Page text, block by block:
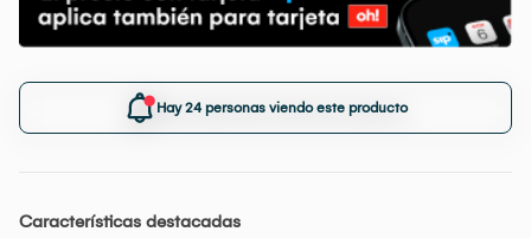
Hay 24 personas viendo este producto
Características destacadas